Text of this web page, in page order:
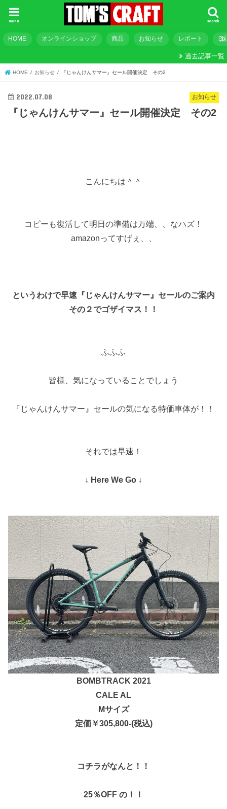
search
menu
HOME オンラインショップ 商品 お知らせ レポート 日
過去記事一覧
HOME お知らせ 『じゃんけんサマー』セール開催決定 その2
お知らせ
2022.07.08
『じゃんけんサマー』セール開催決定 その2
こんにちは＾＾
コピーも復活して明日の準備は万端、、なハズ！
amazonってすげぇ、、
というわけで早速『じゃんけんサマー』セールのご案内
その２でゴザイマス！！
ふふふ
皆様、気になっていることでしょう
『じゃんけんサマー』セールの気になる特価車体が！！
それでは早速！
↓ Here We Go ↓
BOMBTRACK 2021
CALE AL
Mサイズ
定価￥305,800-(税込)
コチラがなんと！！
25％OFF の！！